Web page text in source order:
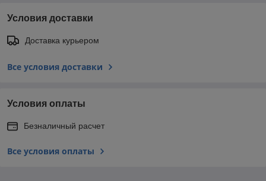
Условия доставки
Доставка курьером
Все условия доставки
Условия оплаты
Безналичный расчет
Все условия оплаты